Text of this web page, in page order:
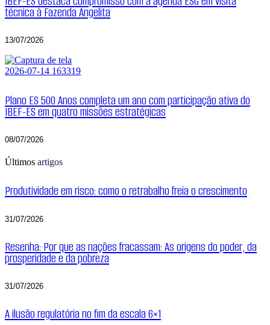
técnica à Fazenda Angelita
13/07/2026
Plano ES 500 Anos completa um ano com participação ativa do
IBEF-ES em quatro missões estratégicas
08/07/2026
Últimos artigos
Produtividade em risco: como o retrabalho freia o crescimento
31/07/2026
Resenha: Por que as nações fracassam: As origens do poder, da
prosperidade e da pobreza
31/07/2026
A ilusão regulatória no fim da escala 6×1